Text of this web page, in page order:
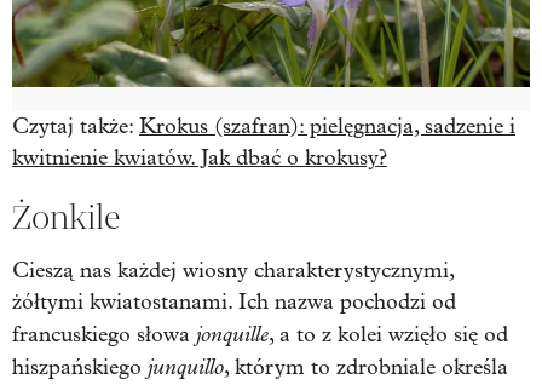
Czytaj także: Krokus (szafran): pielęgnacja, sadzenie i
kwitnienie kwiatów. Jak dbać o krokusy?
Żonkile
Cieszą nas każdej wiosny charakterystycznymi,
żółtymi kwiatostanami. Ich nazwa pochodzi od
francuskiego słowa jonquille, a to z kolei wzięło się od
hiszpańskiego junquillo, którym to zdrobniale określa